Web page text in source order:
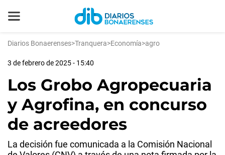
Diarios Bonaerenses>Tranquera>Economía>agro
3 de febrero de 2025 - 15:40
Los Grobo Agropecuaria
y Agrofina, en concurso
de acreedores
La decisión fue comunicada a la Comisión Nacional